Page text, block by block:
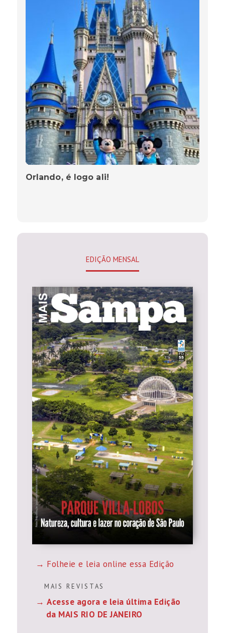
Orlando, é logo ali!
EDIÇÃO MENSAL
Folheie e leia online essa Edição
M A I S R E V I S T A S
Acesse agora e leia última Edição
da MAIS RIO DE JANEIRO